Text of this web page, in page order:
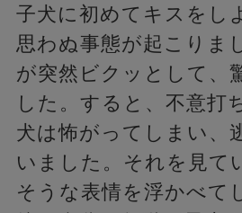
子犬に初めてキスをし
思わぬ事態が起こりま
が突然ビクッとして、
した。すると、不意打
犬は怖がってしまい、
いました。それを見て
そうな表情を浮かべて